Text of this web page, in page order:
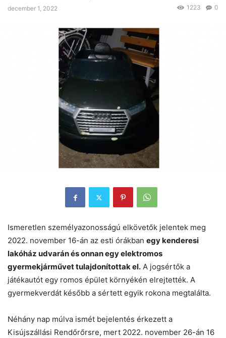
december 1, 2022 0
1223
Ismeretlen személyazonosságú elkövetők jelentek meg
2022. november 16-án az esti órákban egy kenderesi
lakóház udvarán és onnan egy elektromos
gyermekjárművet tulajdonítottak el. A jogsértők a
játékautót egy romos épület környékén elrejtették. A
gyermekverdát később a sértett egyik rokona megtalálta.
Néhány nap múlva ismét bejelentés érkezett a
Kisújszállási Rendőrőrsre, mert 2022. november 26-án 16